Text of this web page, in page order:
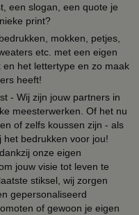
een slogan, een quote je
print?
mokken, petjes,
etc. met een eigen
het lettertype en zo maak
heeft!
- Wij zijn jouw partners in
meesterwerken. Of het nu
of zelfs koussen zijn - als
het bedrukken voor jou!
onze eigen
jouw visie tot leven te
stiksel, wij zorgen
gepersonaliseerd
of gewoon je eigen